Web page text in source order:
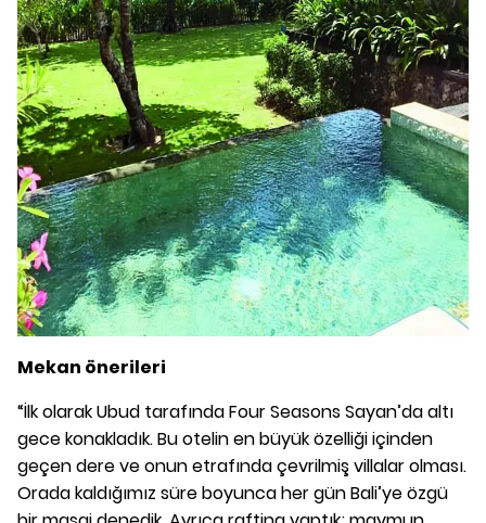
Mekan önerileri
“İlk olarak Ubud tarafında Four Seasons Sayan’da altı
gece konakladık. Bu otelin en büyük özelliği içinden
geçen dere ve onun etrafında çevrilmiş villalar olması.
Orada kaldığımız süre boyunca her gün Bali’ye özgü